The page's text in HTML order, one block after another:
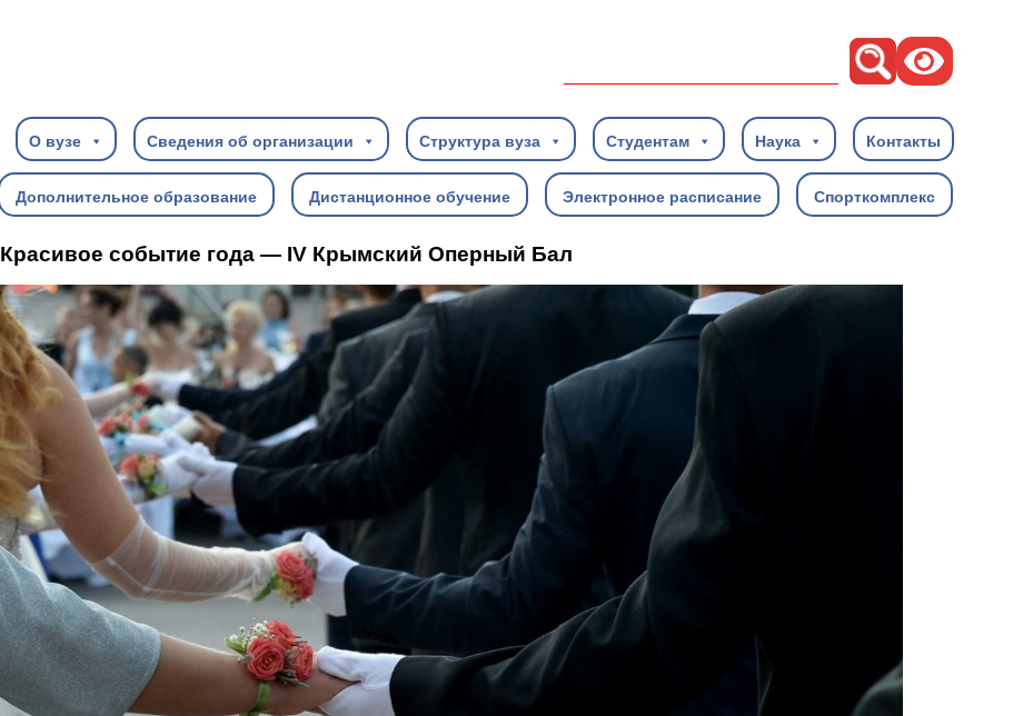
О вузе Сведения об организации Структура вуза Студентам Наука Контакты
Дополнительное образование Дистанционное обучение Электронное расписание Спорткомплекс
Красивое событие года — IV Крымский Оперный Бал